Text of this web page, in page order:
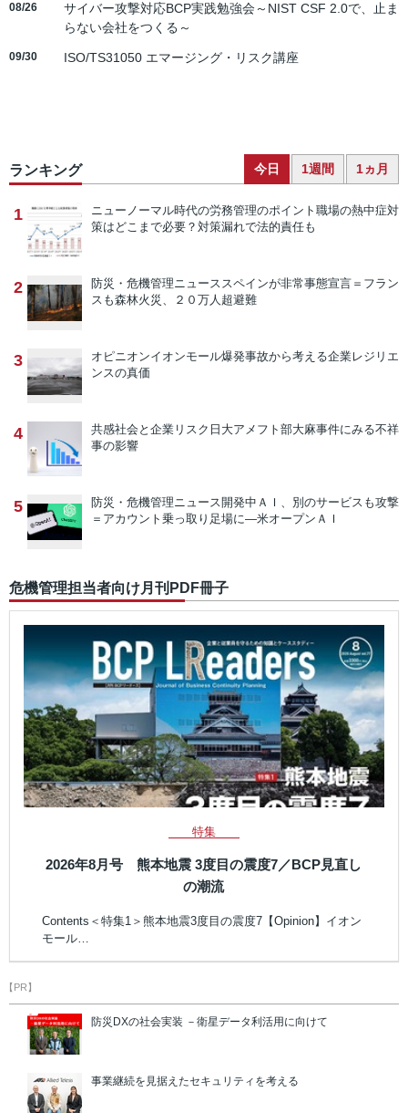
08/26
サイバー攻撃対応BCP実践勉強会～NIST CSF 2.0で、止ま
らない会社をつくる～
09/30 ISO/TS31050 エマージング・リスク講座
ランキング 今日 1週間 1ヵ月
1 ニューノーマル時代の労務管理のポイント 職場の熱中症対
策はどこまで必要？対策漏れで法的責任も
2 防災・危機管理ニューススペインが非常事態宣言＝フラン
スも森林火災、２０万人超避難
3 オピニオンイオンモール爆発事故から考える企業レジリエ
ンスの真価
4 共感社会と企業リスク 日大アメフト部大麻事件にみる不祥
事の影響
5 防災・危機管理ニュース開発中ＡＩ、別のサービスも攻撃
＝アカウント乗っ取り足場に―米オープンＡＩ
危機管理担当者向け月刊PDF冊子
特集
2026年8月号 熊本地震 3度目の震度7／BCP見直し
の潮流
Contents＜特集1＞熊本地震3度目の震度7【Opinion】イオン
モール…
【PR】
防災DXの社会実装 －衛星データ利活用に向けて
事業継続を見据えたセキュリティを考える